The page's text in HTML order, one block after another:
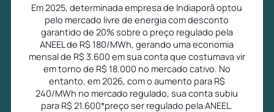
Em 2025, determinada empresa de Indiaporã optou
pelo mercado livre de energia com desconto
garantido de 20% sobre o preço regulado pela
ANEEL de R$ 180/MWh, gerando uma economia
mensal de R$ 3.600 em sua conta que costumava vir
em torno de R$ 18.000 no mercado cativo. No
entanto, em 2026, com o aumento para R$
240/MWh no mercado regulado, sua conta subiu
para R$ 21.600*preço ser regulado pela ANEEL.